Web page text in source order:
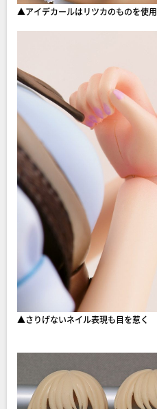
▲アイデカールはリツカのものを使用
▲さりげないネイル表現も目を惹く